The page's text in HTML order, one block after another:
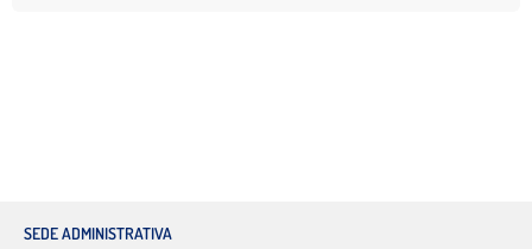
SEDE ADMINISTRATIVA